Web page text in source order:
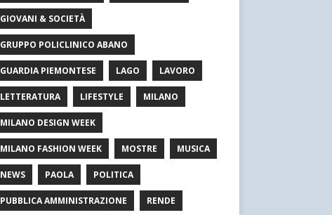
GIOVANI & SOCIETÀ
GRUPPO POLICLINICO ABANO
GUARDIA PIEMONTESE LAGO LAVORO
LETTERATURA LIFESTYLE MILANO
MILANO DESIGN WEEK
MILANO FASHION WEEK MOSTRE MUSICA
NEWS PAOLA POLITICA
PUBBLICA AMMINISTRAZIONE RENDE